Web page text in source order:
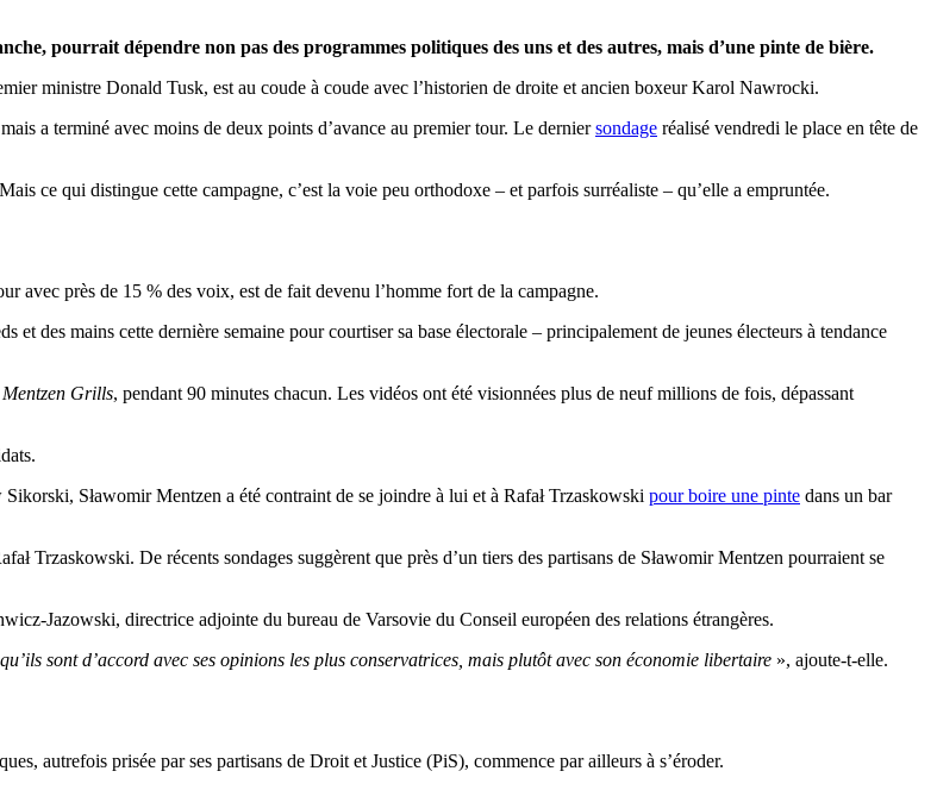
pourrait dépendre non pas des programmes politiques des uns et des autres, mais d’une pinte de bière.
ministre Donald Tusk, est au coude à coude avec l’historien de droite et ancien boxeur Karol Nawrocki.
a terminé avec moins de deux points d’avance au premier tour. Le derniersondage réalisé vendredi le place en tête de
ce qui distingue cette campagne, c’est la voie peu orthodoxe – et parfois surréaliste – qu’elle a empruntée.
avec près de 15 % des voix, est de fait devenu l’homme fort de la campagne.
et des mains cette dernière semaine pour courtiser sa base électorale – principalement de jeunes électeurs à tendance
Mentzen Grills, pendant 90 minutes chacun. Les vidéos ont été visionnées plus de neuf millions de fois, dépassant
Sławomir Mentzen a été contraint de se joindre à lui et à Rafał Trzaskowski pour boire une pinte dans un bar
Trzaskowski. De récents sondages suggèrent que près d’un tiers des partisans de Sławomir Mentzen pourraient se
Jazowski, directrice adjointe du bureau de Varsovie du Conseil européen des relations étrangères.
sont d’accord avec ses opinions les plus conservatrices, mais plutôt avec son économie libertaire », ajoute-t-elle.
autrefois prisée par ses partisans de Droit et Justice (PiS), commence par ailleurs à s’éroder.